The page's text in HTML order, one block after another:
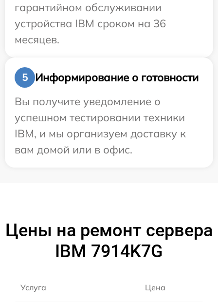
гарантийном обслуживании
устройства IBM сроком на 36
месяцев.
5
Информирование о готовности
Вы получите уведомление о
успешном тестировании техники
IBM, и мы организуем доставку к
вам домой или в офис.
Цены на ремонт сервера
IBM 7914K7G
Услуга Цена